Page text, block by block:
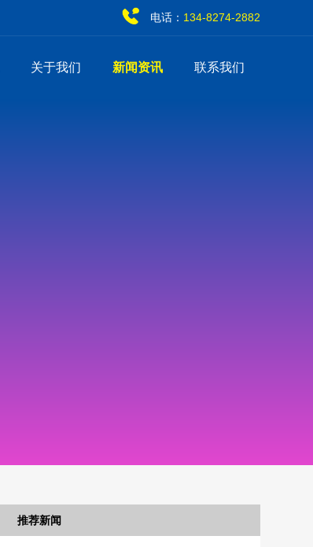
134-8274-2882
电话：
关于我们 新闻资讯 联系我们
推荐新闻